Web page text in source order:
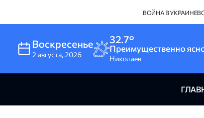
ВОЙНА В УКРАИНЕ
Воскресенье
2 августа,2026
32.7°
Преимущественно
Николаев